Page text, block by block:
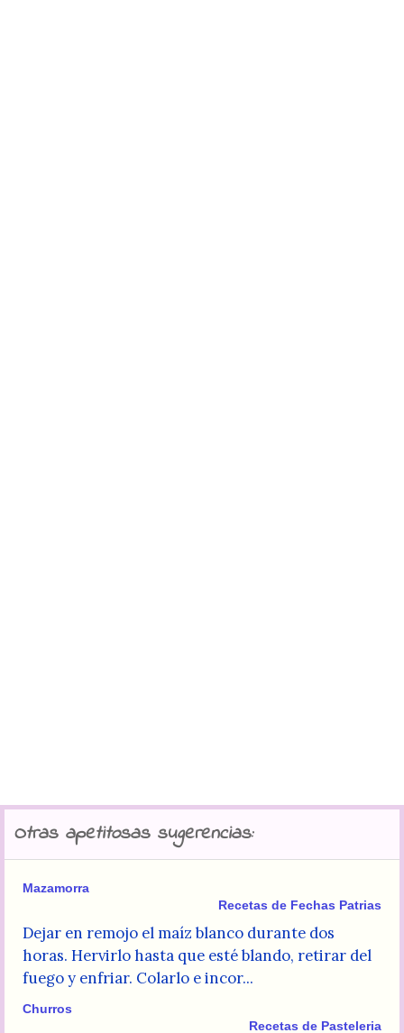
Otras apetitosas sugerencias:
Mazamorra
Recetas de Fechas Patrias
Dejar en remojo el maíz blanco durante dos
horas. Hervirlo hasta que esté blando, retirar del
fuego y enfriar. Colarlo e incor...
Churros
Recetas de Pasteleria